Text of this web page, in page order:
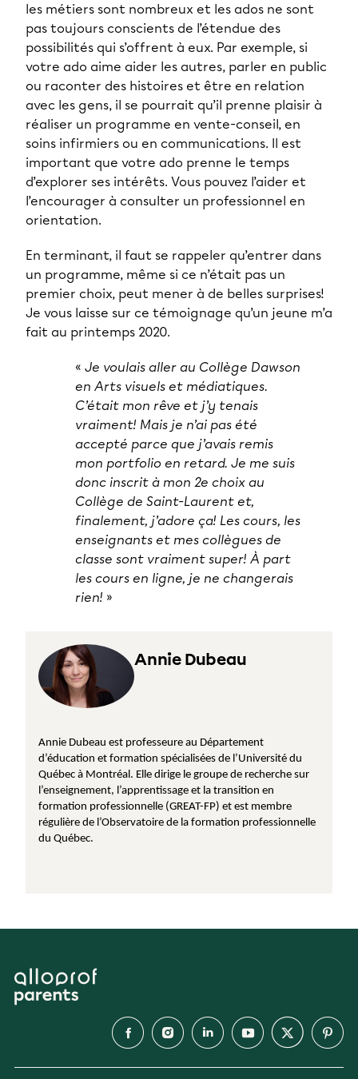
les métiers sont nombreux et les ados ne sont
pas toujours conscients de l’étendue des
possibilités qui s’offrent à eux. Par exemple, si
votre ado aime aider les autres, parler en public
ou raconter des histoires et être en relation
avec les gens, il se pourrait qu’il prenne plaisir à
réaliser un programme en vente-conseil, en
soins infirmiers ou en communications. Il est
important que votre ado prenne le temps
d’explorer ses intérêts. Vous pouvez l’aider et
l’encourager à consulter un professionnel en
orientation.
En terminant, il faut se rappeler qu’entrer dans
un programme, même si ce n’était pas un
premier choix, peut mener à de belles surprises!
Je vous laisse sur ce témoignage qu’un jeune m’a
fait au printemps 2020.
«Je voulais aller au Collège Dawson
en Arts visuels et médiatiques.
C’était mon rêve et j’y tenais
vraiment! Mais je n’ai pas été
accepté parce que j’avais remis
mon portfolio en retard. Je me suis
donc inscrit à mon 2e choix au
Collège de Saint-Laurent et,
finalement, j’adore ça! Les cours, les
enseignants et mes collègues de
classe sont vraiment super! À part
les cours en ligne, je ne changerais
rien! »
Annie Dubeau
Annie Dubeau est professeure au Département
d’éducation et formation spécialisées de l’Université du
Québec à Montréal. Elle dirige le groupe de recherche sur
l’enseignement, l’apprentissage et la transition en
formation professionnelle (GREAT-FP) et est membre
régulière de l’Observatoire de la formation professionnelle
du Québec.